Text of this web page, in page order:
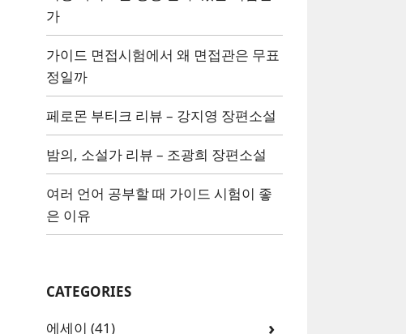
가
가이드 면접시험에서 왜 면접관은 무표
정일까
페로몬 부티크 리뷰 – 강지영 장편소설
밤의, 소설가 리뷰 – 조광희 장편소설
여러 언어 공부할 때 가이드 시험이 좋
은 이유
CATEGORIES
에세이 (41)